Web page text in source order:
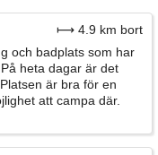
⟼ 4.9 km bort
och badplats som har
heta dagar är det
är bra för en
att campa där.